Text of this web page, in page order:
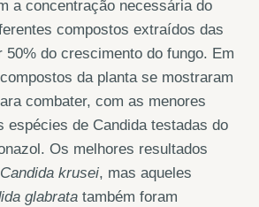
a concentração necessária do
compostos extraídos das
50% do crescimento do fungo. Em
da planta se mostraram
combater, com as menores
espécies de Candida testadas do
Os melhores resultados
Candida krusei, mas aqueles
glabrata também foram